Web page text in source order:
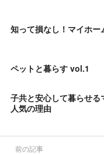
知って損なし！マイホー
ペットと暮らす vol.1
子共と安心して暮らせ
人気の理由
前の記事